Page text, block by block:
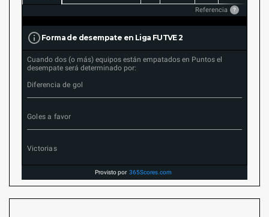
Referencia ?
Forma de desempate en Liga FUTVE 2
Cuando dos (o más) equipos están empatados en Puntos el
desempate será determinado por:
Diferencia de gol
Goles a favor
Victorias
Provisto por 365Scores.com